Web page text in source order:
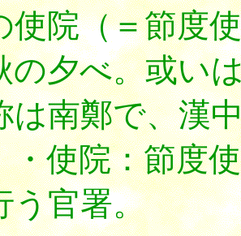
使院（＝節度
の夕べ。或い
は南鄭で、漢
使院：節度
う官署。